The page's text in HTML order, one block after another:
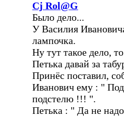
Cj Rol@G
Было дело...
У Василия
лампочка.
Ну тут такое дело,
Петька давай за
Принёс поставил,
Иванович ему : "
подстелю !!! ".
Петька : " Да не